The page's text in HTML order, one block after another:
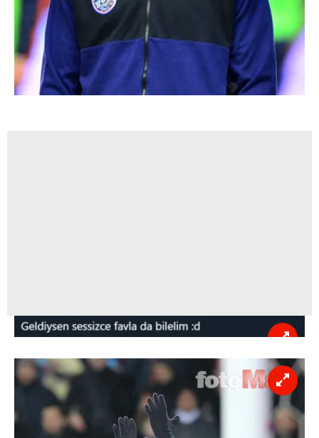
hazırlanmış Aydınlatma Metnimizi okumak ve sitemizde
ilgili mevzuata uygun olarak kullanılan çerezlerle ilgili bilgi
almak için lütfentıklayınız